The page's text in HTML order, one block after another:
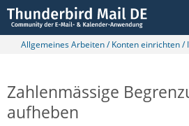
Allgemeines Arbeiten / Konten einrichten /
Zahlenmässige
aufheben